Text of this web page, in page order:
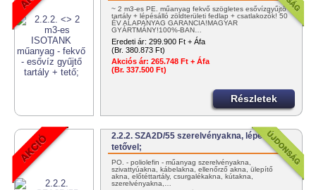
~ 2 m3-es PE. műanyag fekvő szögletes esővízgyűjtő
tartály + lépésálló zöldterületi fedlap + csatlakozók! 50
ÉV ALAPANYAG GARANCIA!MAGYAR
GYÁRTMÁNY!100%-BAN…
Eredeti ár: 299.900 Ft + Áfa
(Br. 380.873 Ft)
Akciós ár: 265.748 Ft + Áfa
(Br. 337.500 Ft)
Részletek
2.2.2. SZA2D/55 szerelvényakna, lépésálló
tetővel;
PO. - poliolefin - műanyag szerelvényakna,
szivattyúakna, kábelakna, ellenőrző akna, ülepítő
akna, előtéttartály, csurgalékakna, kútakna,
szerelvényakna,…